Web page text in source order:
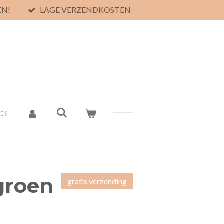
LAGE VERZENDKOSTEN
gratis verzending